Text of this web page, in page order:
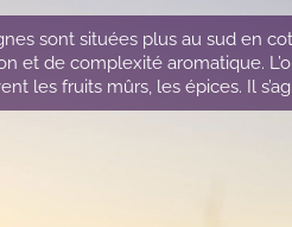
sont situées plus au sud en
et de complexité aromatique.
les fruits mûrs, les épices. Il